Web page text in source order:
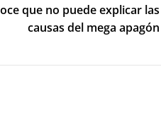
que no puede explicar las
causas del mega apagón